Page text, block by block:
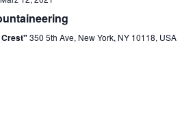
350 5th Ave, New York, NY 10118, USA